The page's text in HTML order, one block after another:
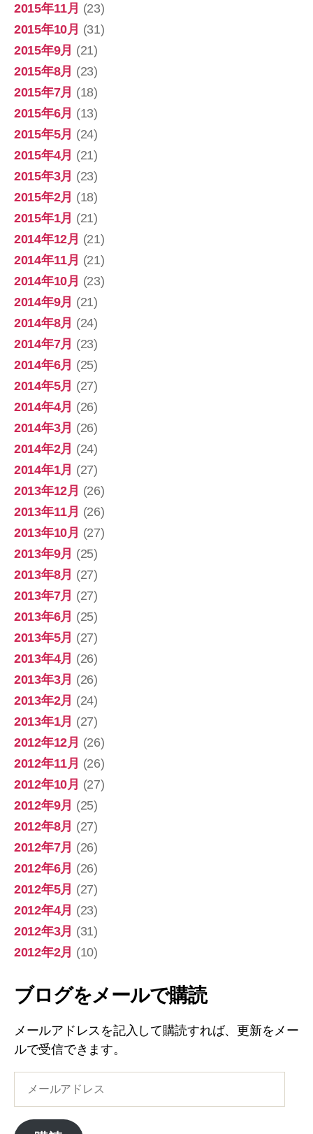
2015年11月 (23)
2015年10月 (31)
2015年9月 (21)
2015年8月 (23)
2015年7月 (18)
2015年6月 (13)
2015年5月 (24)
2015年4月 (21)
2015年3月 (23)
2015年2月 (18)
2015年1月 (21)
2014年12月 (21)
2014年11月 (21)
2014年10月 (23)
2014年9月 (21)
2014年8月 (24)
2014年7月 (23)
2014年6月 (25)
2014年5月 (27)
2014年4月 (26)
2014年3月 (26)
2014年2月 (24)
2014年1月 (27)
2013年12月 (26)
2013年11月 (26)
2013年10月 (27)
2013年9月 (25)
2013年8月 (27)
2013年7月 (27)
2013年6月 (25)
2013年5月 (27)
2013年4月 (26)
2013年3月 (26)
2013年2月 (24)
2013年1月 (27)
2012年12月 (26)
2012年11月 (26)
2012年10月 (27)
2012年9月 (25)
2012年8月 (27)
2012年7月 (26)
2012年6月 (26)
2012年5月 (27)
2012年4月 (23)
2012年3月 (31)
2012年2月 (10)
ブログをメールで購読
メールアドレスを記入して購読すれば、更新をメー
ルで受信できます。
ア